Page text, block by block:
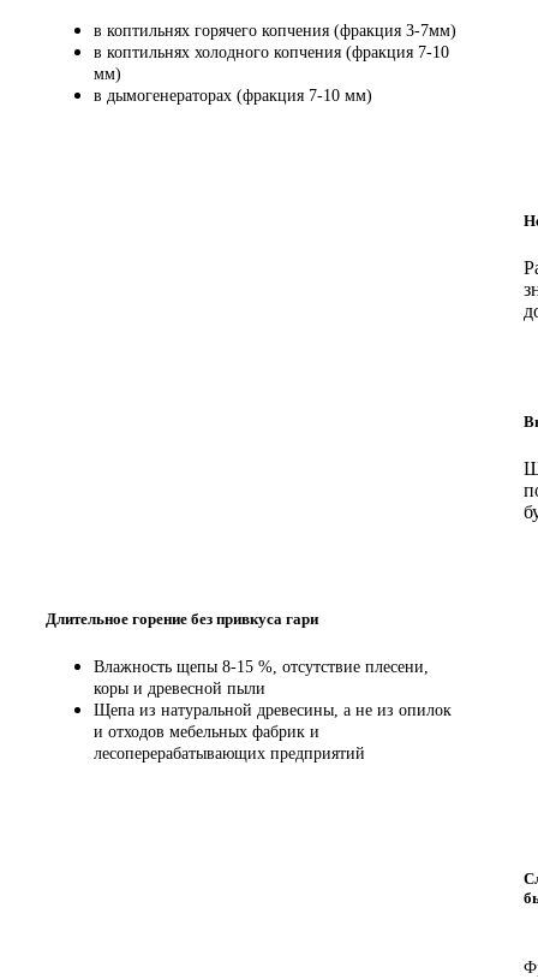
в коптильнях горячего копчения (фракция 3-7мм)
в коптильнях холодного копчения (фракция 7-10
мм)
в дымогенераторах (фракция 7-10 мм)
Длительное горение без привкуса гари
Влажность щепы 8-15 %, отсутствие плесени,
коры и древесной пыли
Щепа из натуральной древесины, а не из опилок
и отходов мебельных фабрик и
лесоперерабатывающих предприятий